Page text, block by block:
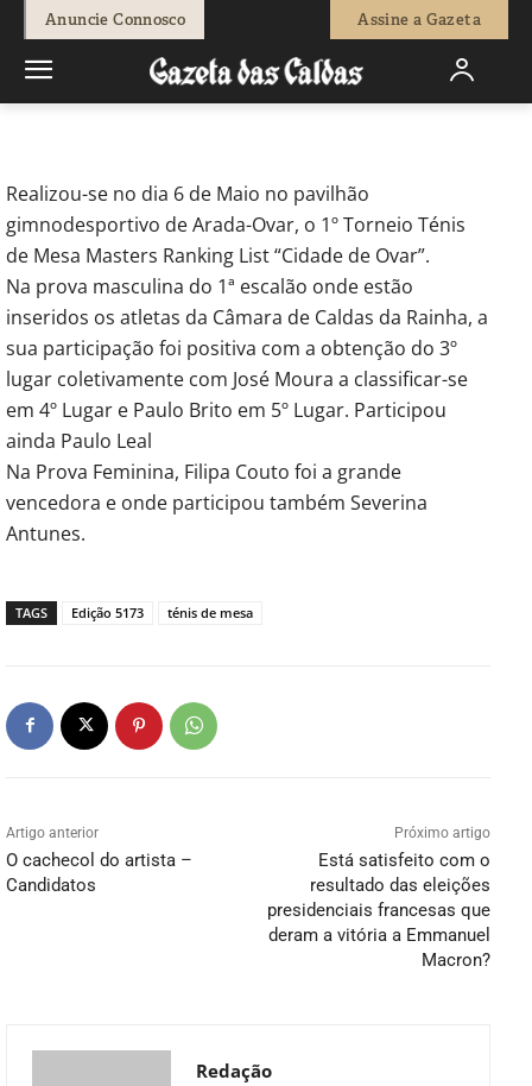
Anuncie Connosco Assine a Gazeta
Redação - 12 de Maio, 2017 0
Realizou-se no dia 6 de Maio no pavilhão
gimnodesportivo de Arada-Ovar, o 1º Torneio Ténis
de Mesa Masters Ranking List “Cidade de Ovar”.
Na prova masculina do 1ª escalão onde estão
inseridos os atletas da Câmara de Caldas da Rainha, a
sua participação foi positiva com a obtenção do 3º
lugar coletivamente com José Moura a classificar-se
em 4º Lugar e Paulo Brito em 5º Lugar. Participou
ainda Paulo Leal
Na Prova Feminina, Filipa Couto foi a grande
vencedora e onde participou também Severina
Antunes.
TAGS Edição 5173 ténis de mesa
Artigo anterior
O cachecol do artista –
Candidatos
Próximo artigo
Está satisfeito com o
resultado das eleições
presidenciais francesas que
deram a vitória a Emmanuel
Macron?
Redação